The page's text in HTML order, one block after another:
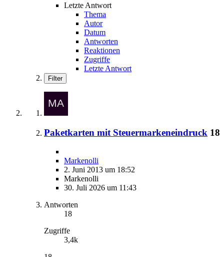
Letzte Antwort
Thema
Autor
Datum
Antworten
Reaktionen
Zugriffe
Letzte Antwort
Filter
Paketkarten mit Steuermarkeneindruck 18
Markenolli
2. Juni 2013 um 18:52
Markenolli
30. Juli 2026 um 11:43
Antworten
18
Zugriffe
3,4k